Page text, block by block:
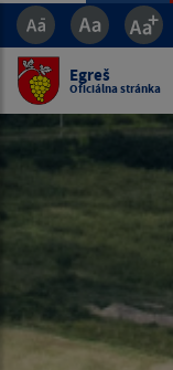
Egreš
Oficiálna stránka